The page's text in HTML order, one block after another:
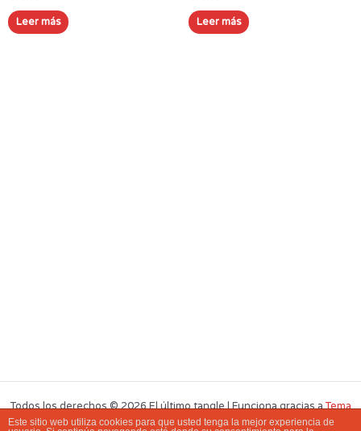
Leer más Leer más
Todos los derechos © 2026 El último tangle | Funciona gracias aTema
Astra para WordPress
Este sitio web utiliza cookies para que usted tenga la mejor experiencia de